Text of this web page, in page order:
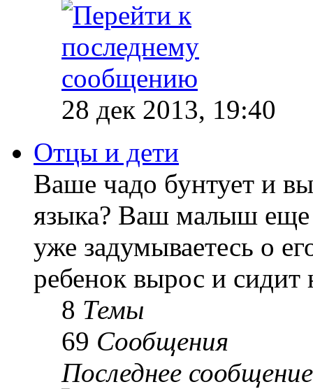
28 дек 2013, 19:40
Отцы и дети
Ваше чадо бунтует и
языка? Ваш малыш еще
уже задумываетесь о
ребенок вырос и сидит
8 Темы
69 Сообщения
Последнее сообщение